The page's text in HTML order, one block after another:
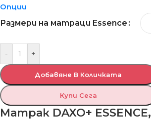
Опции
Размери на матраци Essence
- +
Добавяне В Количката
Купи Сега
Матрак DAXO+ ESSENCE,